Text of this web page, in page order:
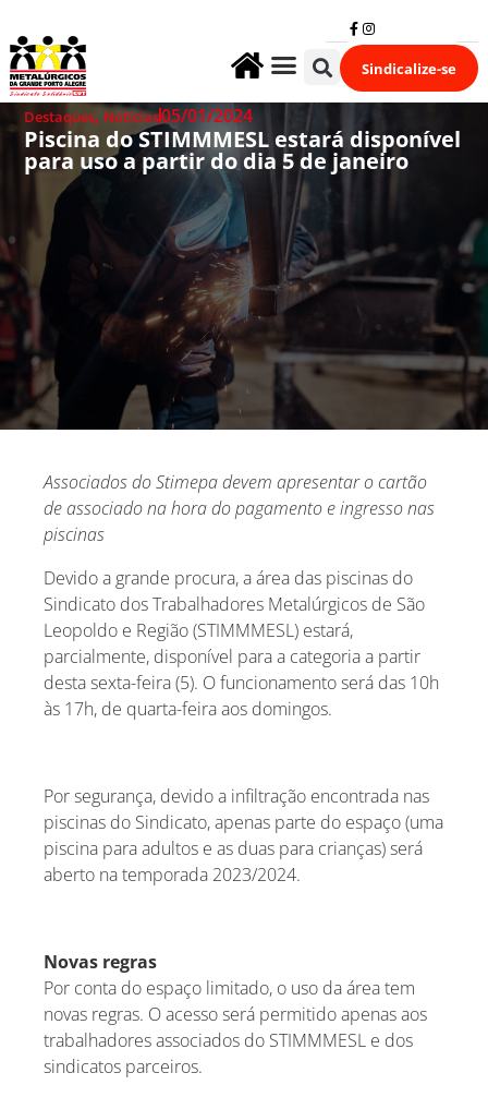
Sindicalize-se
Destaques, Notícias05/01/2024
Piscina do STIMMMESL estará disponível
para uso a partir do dia 5 de janeiro
Associados do Stimepa devem apresentar o cartão
de associado na hora do pagamento e ingresso nas
piscinas
Devido a grande procura, a área das piscinas do
Sindicato dos Trabalhadores Metalúrgicos de São
Leopoldo e Região (STIMMMESL) estará,
parcialmente, disponível para a categoria a partir
desta sexta-feira (5). O funcionamento será das 10h
às 17h, de quarta-feira aos domingos.
Por segurança, devido a infiltração encontrada nas
piscinas do Sindicato, apenas parte do espaço (uma
piscina para adultos e as duas para crianças) será
aberto na temporada 2023/2024.
Novas regras
Por conta do espaço limitado, o uso da área tem
novas regras. O acesso será permitido apenas aos
trabalhadores associados do STIMMMESL e dos
sindicatos parceiros.